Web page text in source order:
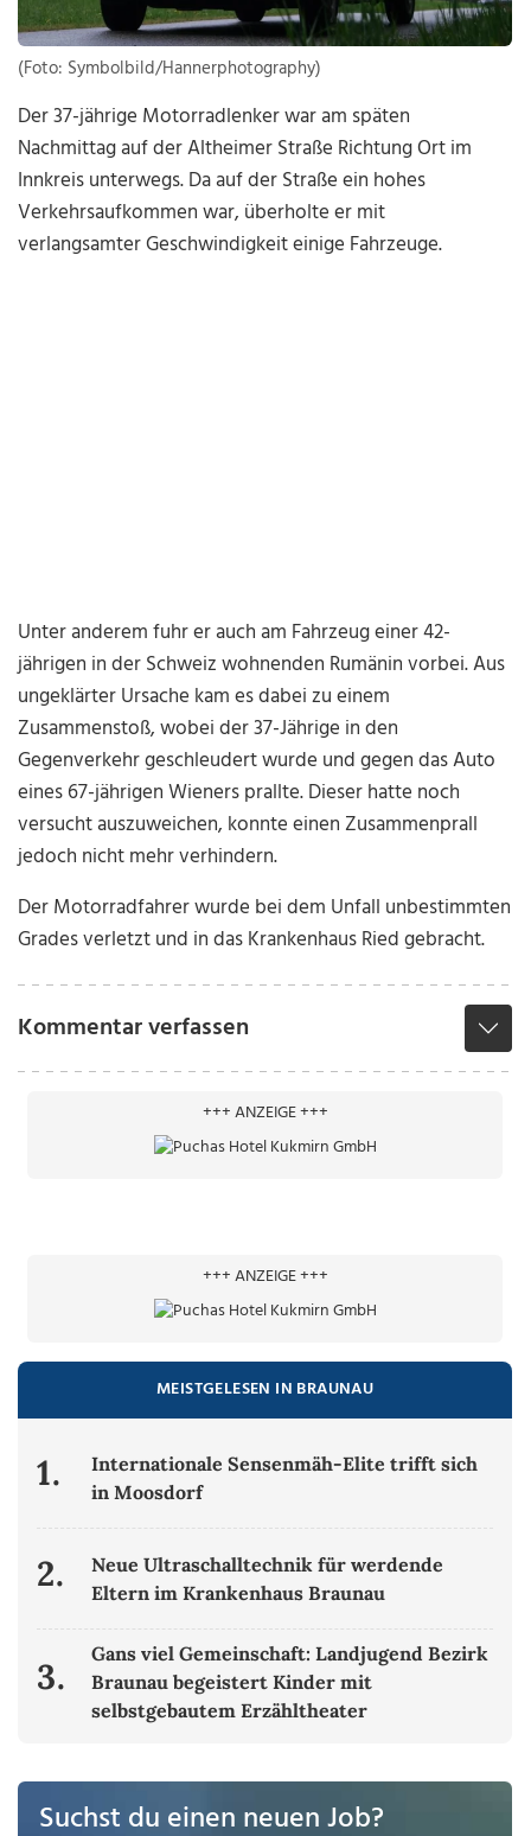
(Foto: Symbolbild/Hannerphotography)
Der 37-jährige Motorradlenker war am späten
Nachmittag auf der Altheimer Straße Richtung Ort im
Innkreis unterwegs. Da auf der Straße ein hohes
Verkehrsaufkommen war, überholte er mit
verlangsamter Geschwindigkeit einige Fahrzeuge.
Unter anderem fuhr er auch am Fahrzeug einer 42-
jährigen in der Schweiz wohnenden Rumänin vorbei. Aus
ungeklärter Ursache kam es dabei zu einem
Zusammenstoß, wobei der 37-Jährige in den
Gegenverkehr geschleudert wurde und gegen das Auto
eines 67-jährigen Wieners prallte. Dieser hatte noch
versucht auszuweichen, konnte einen Zusammenprall
jedoch nicht mehr verhindern.
Der Motorradfahrer wurde bei dem Unfall unbestimmten
Grades verletzt und in das Krankenhaus Ried gebracht.
Kommentar verfassen
+++ ANZEIGE +++
+++ ANZEIGE +++
MEISTGELESEN IN BRAUNAU
1.
Internationale Sensenmäh-Elite trifft sich
in Moosdorf
2.
Neue Ultraschalltechnik für werdende
Eltern im Krankenhaus Braunau
3.
Gans viel Gemeinschaft: Landjugend Bezirk
Braunau begeistert Kinder mit
selbstgebautem Erzähltheater
Suchst du einen neuen Job?